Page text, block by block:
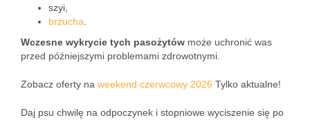
szyi,
brzucha
Wczesne wykrycie tych pasożytów może uchronić was
przed późniejszymi problemami zdrowotnymi.
Zobacz oferty na weekend czerwcowy 2026 Tylko aktualne!
Daj psu chwilę na odpoczynek i stopniowe wyciszenie się po